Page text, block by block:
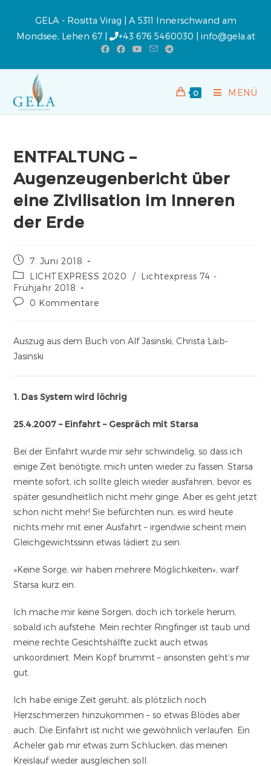
GELA - Rositta Virag | A 5311 Innerschwand am
Mondsee, Lehen 67 |
+43 676 5460030 | info@gela.at
0 MENÜ
ENTFALTUNG –
Augenzeugenbericht über
eine Zivilisation im Inneren
der Erde
7. Juni 2018
LICHTEXPRESS 2020
/
Lichtexpress 74 -
Frühjahr 2018
0 Kommentare
Auszug aus dem Buch von Alf Jasinski, Christa Laib-
Jasinski
1. Das System wird löchrig
25.4.2007 – Einfahrt – Gespräch mit Starsa
Bei der Einfahrt wurde mir sehr schwindelig, so dass ich
einige Zeit benötigte, mich unten wieder zu fassen. Starsa
meinte sofort, ich sollte gleich wieder ausfahren, bevor es
später gesundheitlich nicht mehr ginge. Aber es geht jetzt
schon nicht mehr! Sie befürchten nun, es wird heute
nichts mehr mit einer Ausfahrt – irgendwie scheint mein
Gleichgewichtssinn etwas lädiert zu sein.
»Keine Sorge, wir haben mehrere Möglichkeiten«, warf
Starsa kurz ein.
Ich mache mir keine Sorgen, doch ich torkele herum,
sobald ich aufstehe. Mein rechter Ringfinger ist taub und
meine rechte Gesichtshälfte zuckt auch etwas
unkoordiniert. Mein Kopf brummt – ansonsten geht‘s mir
gut.
Ich habe einige Zeit geruht, als plötzlich noch
Herzschmerzen hinzukommen – so etwas Blödes aber
auch. Die Einfahrt ist nicht wie gewöhnlich verlaufen. Ein
Acheler gab mir etwas zum Schlucken, das meinen
Kreislauf wieder ausgleichen soll.